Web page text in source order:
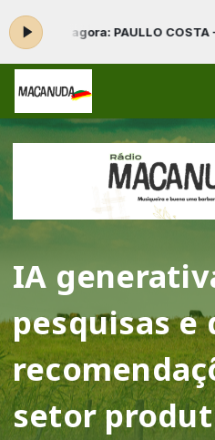
PAULLO COSTA - LIDA XUCRA
IA
pesquisas e
setor